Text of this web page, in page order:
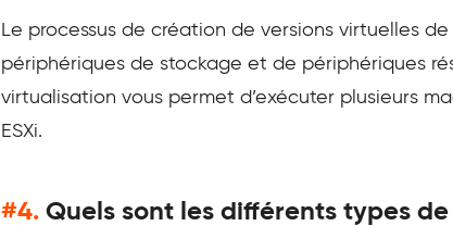
Le processus de création de versions virtuelles
périphériques de stockage et de périphériques
virtualisation vous permet d’exécuter plusieurs
ESXi.
#4. Quels sont les différents types